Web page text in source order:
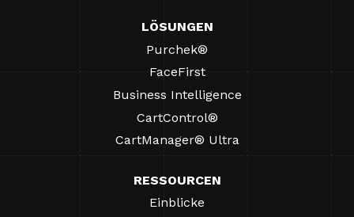
LÖSUNGEN
Purchek®
FaceFirst
Business Intelligence
CartControl®
CartManager® Ultra
RESSOURCEN
Einblicke